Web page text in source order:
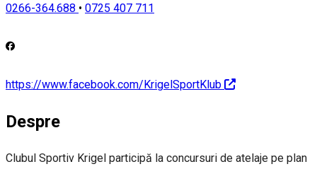
0266-364.688 • 0725 407 711
https://www.facebook.com/KrigelSportKlub
Despre
Clubul Sportiv Krigel participă la concursuri de atelaje pe plan